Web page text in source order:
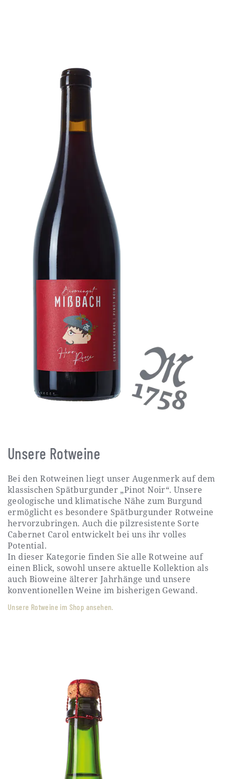
Unsere Rotweine
Bei den Rotweinen liegt unser Augenmerk auf dem
klassischen Spätburgunder „Pinot Noir“. Unsere
geologische und klimatische Nähe zum Burgund
ermöglicht es besondere Spätburgunder Rotweine
hervorzubringen. Auch die pilzresistente Sorte
Cabernet Carol entwickelt bei uns ihr volles
Potential.
In dieser Kategorie finden Sie alle Rotweine auf
einen Blick, sowohl unsere aktuelle Kollektion als
auch Bioweine älterer Jahrhänge und unsere
konventionellen Weine im bisherigen Gewand.
Unsere Rotweine im Shop ansehen.